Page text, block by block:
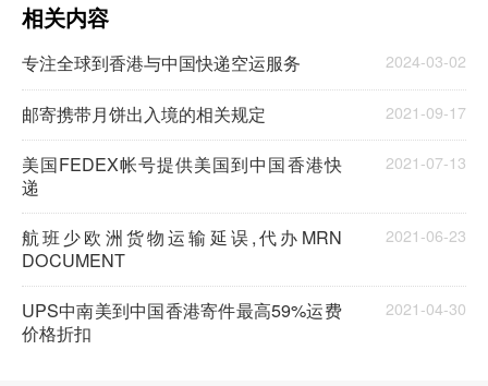
相关内容
专注全球到香港与中国快递空运服务 2024-03-02
邮寄携带月饼出入境的相关规定 2021-09-17
美国FEDEX帐号提供美国到中国香港快
递
2021-07-13
航班少欧洲货物运输延误,代办MRN
DOCUMENT
2021-06-23
UPS中南美到中国香港寄件最高59%运费
价格折扣
2021-04-30